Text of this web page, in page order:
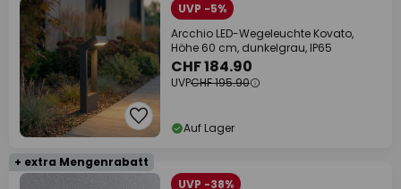
UVP -5%
Arcchio LED-Wegeleuchte Kovato,
Höhe 60 cm, dunkelgrau, IP65
CHF 184.90
UVPCHF 195.90
Auf Lager
+ extra Mengenrabatt
UVP -38%